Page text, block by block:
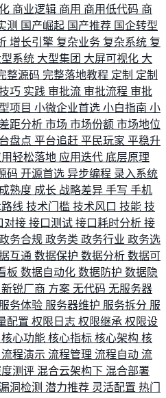
商业逻辑 商用 商用低代码 商
测 国产崛起 国产推荐 国企转型
增长引擎 复杂业务 复杂系统 复
系统 大型集团 大屏可视化 大
整源码 完整落地教程 定制 定制
巧 实践 审批流 审批流程 审批
项目 小微企业首选 小白指南 小
差距分析 市场 市场份额 市场地位
盘点 平台追赶 平民玩家 平稳升
用轻松落地 应用迭代 底层原理
码 开源首选 异步编程 录入系统
成熟度 成长 战略差异 手写 手机
线 技术门槛 技术风口 技能 技
对接 接口测试 接口耗时分析 接
务合规 政务类 政务行业 政务选
互通 数据保护 数据分析 数据可
板 数据自动化 数据防护 数据隐
新锐厂商 方案 无代码 无服务器
服务体验 服务器维护 服务拆分 服
配置 权限日志 权限继承 权限设
核心功能 核心指标 核心架构 核
流程演示 流程管理 流程自动 流
测评 混合云架构下 混合部署
漏洞检测 潜力推荐 灵活配置 热门